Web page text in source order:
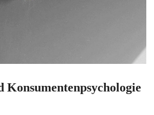
Konsumentenpsychologie